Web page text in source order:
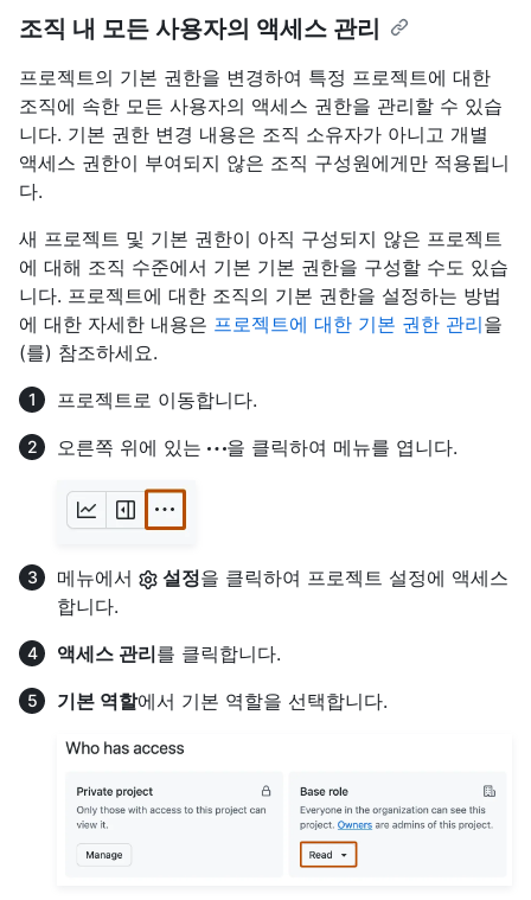
조직 내 모든 사용자의 액세스 관리
프로젝트의 기본 권한을 변경하여 특정 프로젝트에 대한
조직에 속한 모든 사용자의 액세스 권한을 관리할 수 있습
니다. 기본 권한 변경 내용은 조직 소유자가 아니고 개별
액세스 권한이 부여되지 않은 조직 구성원에게만 적용됩니
다.
새 프로젝트 및 기본 권한이 아직 구성되지 않은 프로젝트
에 대해 조직 수준에서 기본 기본 권한을 구성할 수도 있습
니다. 프로젝트에 대한 조직의 기본 권한을 설정하는 방법
에 대한 자세한 내용은 프로젝트에 대한 기본 권한 관리을
(를) 참조하세요.
프로젝트로 이동합니다.
오른쪽 위에 있는
을 클릭하여 메뉴를 엽니다.
메뉴에서 설정을 클릭하여 프로젝트 설정에 액세스
합니다.
액세스 관리를 클릭합니다.
기본 역할에서 기본 역할을 선택합니다.